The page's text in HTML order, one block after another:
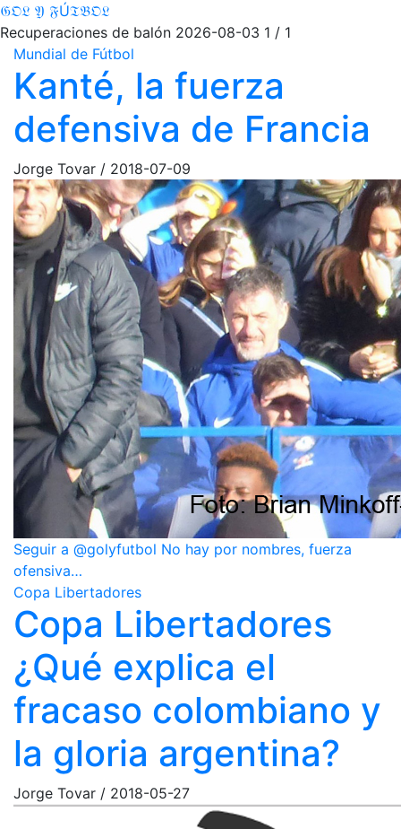
𝔊𝔒𝔏 𝔜 𝔉Ú𝔗𝔅𝔒𝔏
Recuperaciones de balón 2026-08-03 1 / 1
Mundial de Fútbol
Kanté, la fuerza
defensiva de Francia
Jorge Tovar / 2018-07-09
Seguir a @golyfutbol No hay por nombres, fuerza
ofensiva…
Copa Libertadores
Copa Libertadores
¿Qué explica el
fracaso colombiano y
la gloria argentina?
Jorge Tovar / 2018-05-27